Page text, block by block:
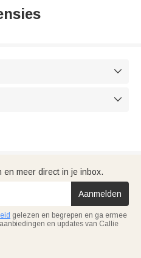


meer direct in je inbox.
Aanmelden
gelezen en begrepen en ga ermee
en updates van Callie